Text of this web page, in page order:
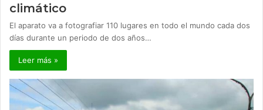
climático
El aparato va a fotografiar 110 lugares en todo el mundo cada dos
días durante un periodo de dos años…
Leer más »